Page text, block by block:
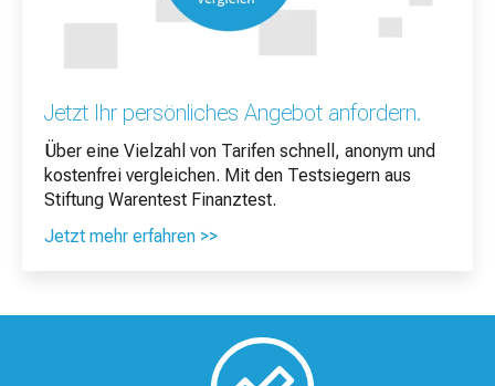
Jetzt Ihr persönliches Angebot anfordern.
Über eine Vielzahl von Tarifen schnell, anonym und
kostenfrei vergleichen. Mit den Testsiegern aus
Stiftung Warentest Finanztest.
Jetzt mehr erfahren >>